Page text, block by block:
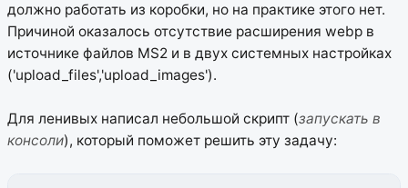
должно работать из коробки, но на практике этого нет.
Причиной оказалось отсутствие расширения webp в
источнике файлов MS2 и в двух системных настройках
('upload_files','upload_images').
Для ленивых написал небольшой скрипт (запускать в
консоли), который поможет решить эту задачу: